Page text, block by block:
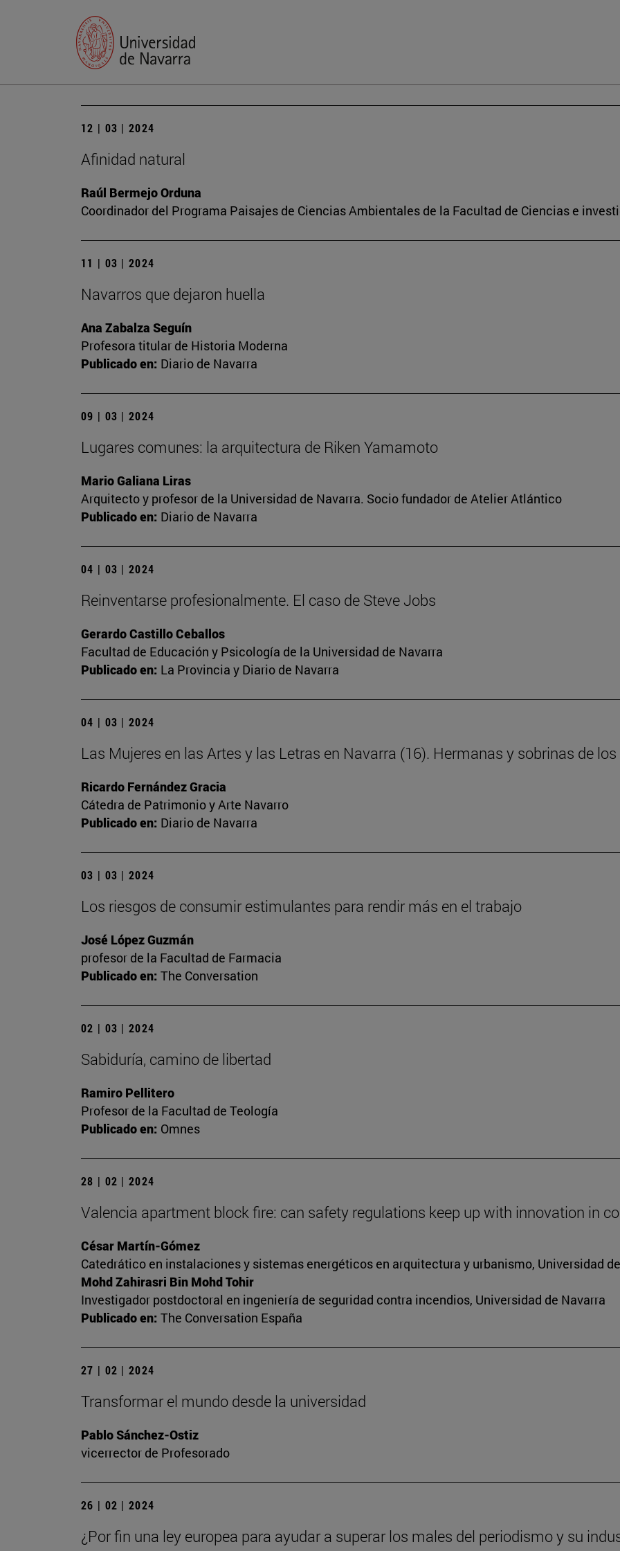
12 | 03 | 2024
Afinidad natural
Raúl Bermejo Orduna
Coordinador del Programa Paisajes de Ciencias Ambientales de la Facultad de Ciencias e
11 | 03 | 2024
Navarros que dejaron huella
Ana Zabalza Seguín
Profesora titular de Historia Moderna
Publicado en: Diario de Navarra
09 | 03 | 2024
Lugares comunes: la arquitectura de Riken Yamamoto
Mario Galiana Liras
Arquitecto y profesor de la Universidad de Navarra. Socio fundador de Atelier Atlántico
Publicado en: Diario de Navarra
04 | 03 | 2024
Reinventarse profesionalmente. El caso de Steve Jobs
Gerardo Castillo Ceballos
Facultad de Educación y Psicología de la Universidad de Navarra
Publicado en: La Provincia y Diario de Navarra
04 | 03 | 2024
Las Mujeres en las Artes y las Letras en Navarra (16). Hermanas y sobrinas de
Ricardo Fernández Gracia
Cátedra de Patrimonio y Arte Navarro
Publicado en: Diario de Navarra
03 | 03 | 2024
Los riesgos de consumir estimulantes para rendir más en el trabajo
José López Guzmán
profesor de la Facultad de Farmacia
Publicado en: The Conversation
02 | 03 | 2024
Sabiduría, camino de libertad
Ramiro Pellitero
Profesor de la Facultad de Teología
Publicado en: Omnes
28 | 02 | 2024
Valencia apartment block fire: can safety regulations keep up with innovation in
César Martín-Gómez
Catedrático en instalaciones y sistemas energéticos en arquitectura y urbanismo, Universidad
Mohd Zahirasri Bin Mohd Tohir
Investigador postdoctoral en ingeniería de seguridad contra incendios, Universidad de Navarra
Publicado en: The Conversation España
27 | 02 | 2024
Transformar el mundo desde la universidad
Pablo Sánchez-Ostiz
vicerrector de Profesorado
26 | 02 | 2024
¿Por fin una ley europea para ayudar a superar los males del periodismo y su